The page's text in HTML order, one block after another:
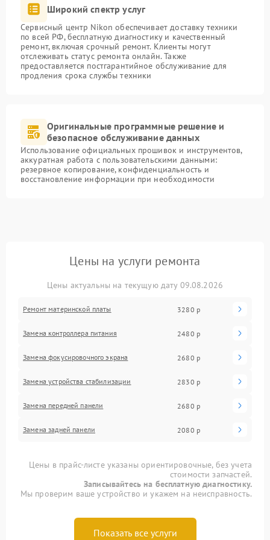
Широкий спектр услуг
Сервисный центр Nikon обеспечивает доставку техники
по всей РФ, бесплатную диагностику и качественный
ремонт, включая срочный ремонт. Клиенты могут
отслеживать статус ремонта онлайн. Также
предоставляется постгарантийное обслуживание для
продления срока службы техники
Оригинальные программные решение и
безопасное обслуживание данных
Использование официальных прошивок и инструментов,
аккуратная работа с пользовательскими данными:
резервное копирование, конфиденциальность и
восстановление информации при необходимости
Цены на услуги ремонта
Цены актуальны на текущую дату 09.08.2026
Ремонт материнской платы 3280 р
Замена контроллера питания 2480 р
Замена фокусировочного экрана 2680 р
Замена устройства стабилизации 2830 р
Замена передней панели 2680 р
Замена задней панели 2080 р
Цены в прайс-листе указаны ориентировочные, без учета
стоимости запчастей.
Записывайтесь на бесплатную диагностику.
Мы проверим ваше устройство и укажем на неисправность.
Показать все услуги